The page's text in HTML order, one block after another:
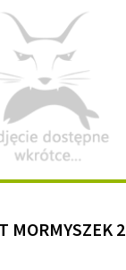
MORMYSZEK 2